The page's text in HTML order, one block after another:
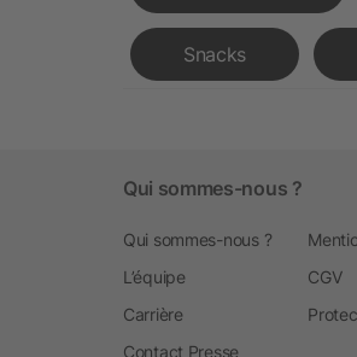
Snacks
Qui sommes-nous ?
Qui sommes-nous ?
L’équipe
Carrière
Contact Presse
CGV